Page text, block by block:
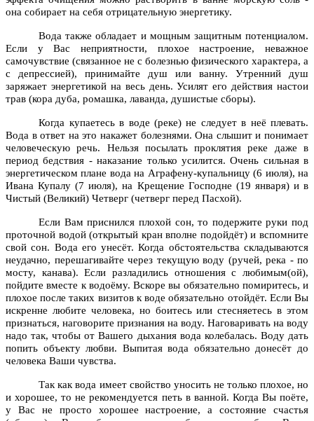
она собирает на себя отрицательную энергетику.
Вода также обладает и мощным защитным потенциалом.
Если у Вас неприятности, плохое настроение, неважное
самочувствие (связанное не с болезнью физического характера, а
с депрессией), принимайте душ или ванну. Утренний душ
заряжает энергетикой на весь день. Усилят его действия настои
трав (кора дуба, ромашка, лаванда, душистые сборы).
Когда купаетесь в воде (реке) не следует в неё плевать.
Вода в ответ на это накажет болезнями. Она слышит и понимает
человеческую речь. Нельзя посылать проклятия реке даже в
период бедствия - наказание только усилится. Очень сильная в
энергетическом плане вода на Аграфену-купальницу (6 июля), на
Ивана Купалу (7 июля), на Крещение Господне (19 января) и в
Чистый (Великий) Четверг (четверг перед Пасхой).
Если Вам приснился плохой сон, то подержите руки под
проточной водой (открытый кран вполне подойдёт) и вспомните
свой сон. Вода его унесёт. Когда обстоятельства складываются
неудачно, перешагивайте через текущую воду (ручей, река - по
мосту, канава). Если разладились отношения с любимым(ой),
пойдите вместе к водоёму. Вскоре вы обязательно помиритесь, и
плохое после таких визитов к воде обязательно отойдёт. Если Вы
искренне любите человека, но боитесь или стесняетесь в этом
признаться, наговорите признания на воду. Наговаривать на воду
надо так, чтобы от Вашего дыхания вода колебалась. Воду дать
попить объекту любви. Выпитая вода обязательно донесёт до
человека Ваши чувства.
Так как вода имеет свойство уносить не только плохое, но
и хорошее, то не рекомендуется петь в ванной. Когда Вы поёте,
у Вас не просто хорошее настроение, а состояние счастья